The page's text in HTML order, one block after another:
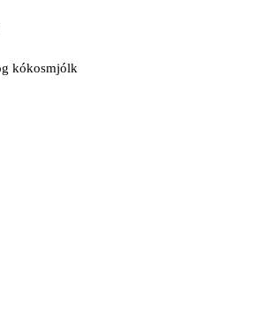
kókosmjólk